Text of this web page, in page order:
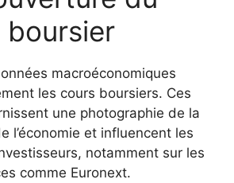
boursier
macroéconomiques
les cours boursiers. Ces
une photographie de la
l’économie et influencent les
notamment sur les
comme Euronext.